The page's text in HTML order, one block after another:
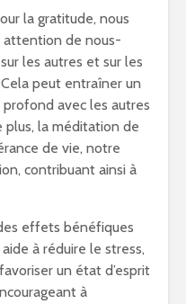
la gratitude, nous
attention de nous-
les autres et sur les
peut entraîner un
avec les autres
la méditation de
de vie, notre
contribuant ainsi à
effets bénéfiques
à réduire le stress,
un état d’esprit
à